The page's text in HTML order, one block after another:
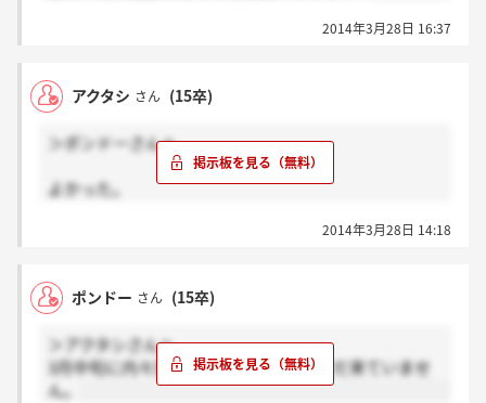
2014年3月28日 16:37
アクタシ さん (15卒)
＞ポンドーさんへ
よかった。
2014年3月28日 14:18
ポンドー さん (15卒)
＞アクタシさんへ
3月中旬に内々定をもらいましたが、まだ来ていませ
ん。